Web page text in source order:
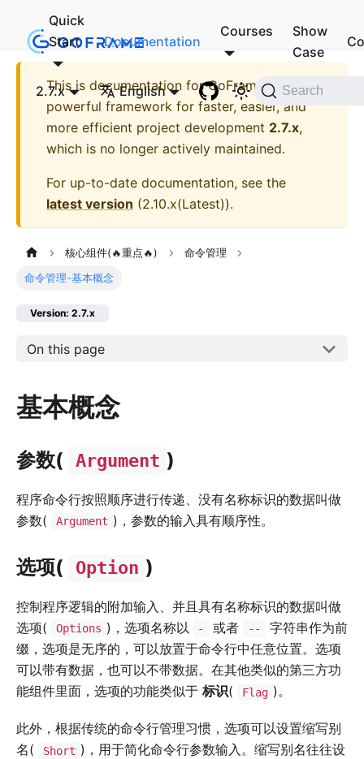
Quick
Start
Documentation
Courses
Show
Case
2.7.x English Search
This is documentation forGoFrame - A
powerful framework for faster, easier, and
more efficient project development 2.7.x,
which is no longer actively maintained.
For up-to-date documentation, see the
latest version (2.10.x(Latest)).
核心组件(🔥重点🔥) 命令管理
命令管理-基本概念
Version: 2.7.x
On this page
基本概念
参数( Argument )
程序命令行按照顺序进行传递、没有名称标识的数据叫做
参数(
Argument )，参数的输入具有顺序性。
选项( Option )
控制程序逻辑的附加输入、并且具有名称标识的数据叫做
选项(
Options )，选项名称以 - 或者 --
字符串作为前
缀，选项是无序的，可以放置于命令行中任意位置。选项
可以带有数据，也可以不带数据。在其他类似的第三方功
能组件里面，选项的功能类似于 标识( Flag )。
此外，根据传统的命令行管理习惯，选项可以设置缩写别
名(
Short )，用于简化命令行参数输入。缩写别名往往设